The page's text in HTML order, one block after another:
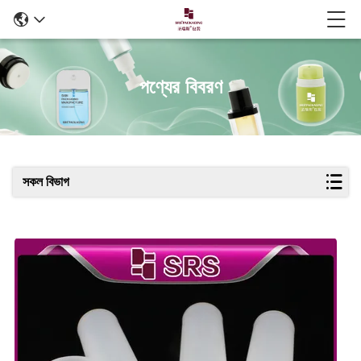
পণ্যের বিবরণ
সকল বিভাগ